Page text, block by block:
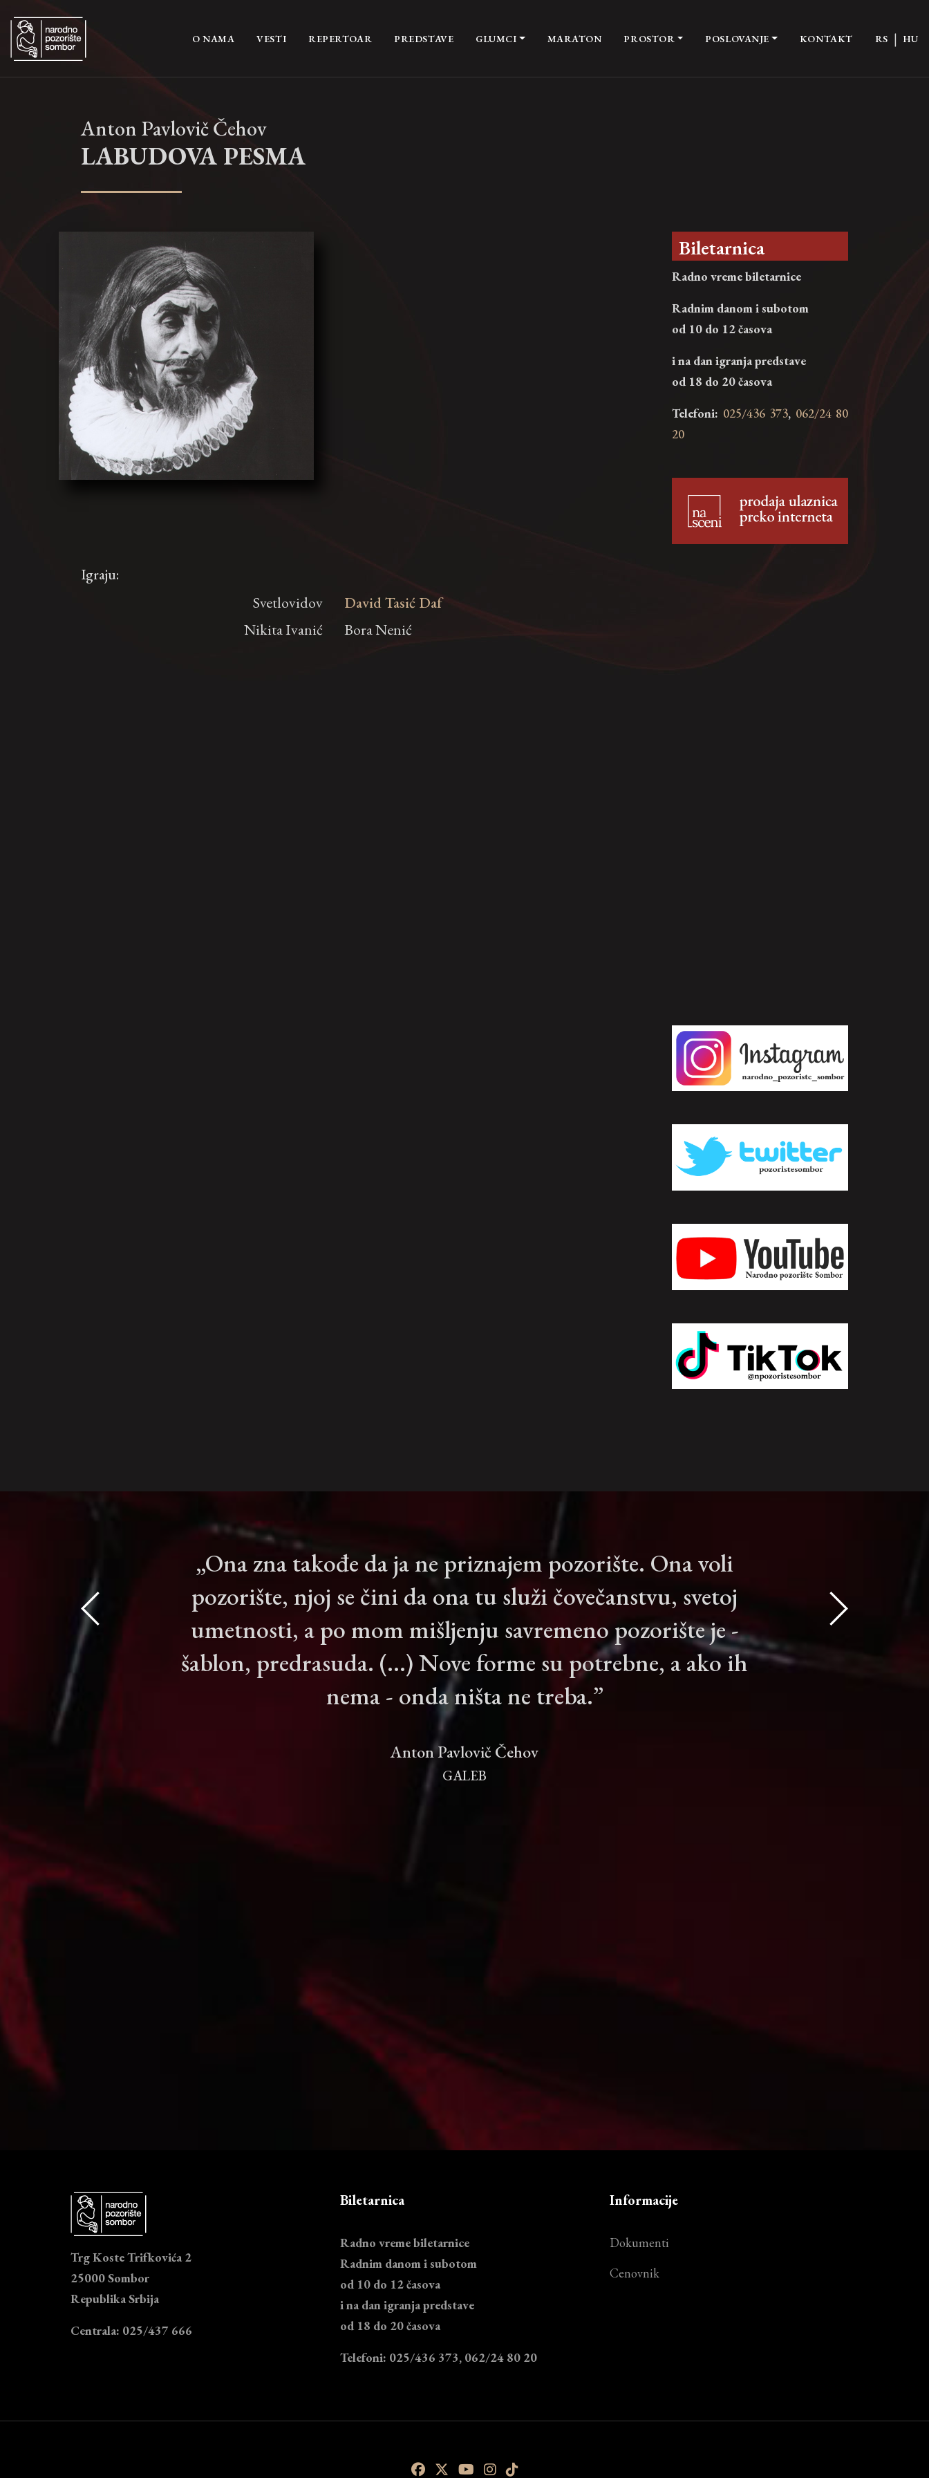
O NAMA (CURRENT)
VESTI REPERTOAR PREDSTAVE GLUMCI MARATON PROSTOR POSLOVANJE KONTAKT RS | HU
Anton Pavlovič Čehov
LABUDOVA PESMA
Igraju:
Svetlovidov
David Tasić Daf
Nikita Ivanić
Bora Nenić
Biletarnica
Radno vreme biletarnice
Radnim danom i subotom
od 10 do 12 časova
i na dan igranja predstave
od 18 do 20 časova
Telefoni: 025/436 373, 062/24 80
20
„Ona zna takođe da ja ne priznajem pozorište. Ona voli
pozorište, njoj se čini da ona tu služi čovečanstvu, svetoj
umetnosti, a po mom mišljenju savremeno pozorište je -
šablon, predrasuda. (...) Nove forme su potrebne, a ako ih
nema - onda ništa ne treba.”
Anton Pavlovič Čehov
GALEB
Trg Koste Trifkovića 2
25000 Sombor
Republika Srbija
Centrala: 025/437 666
Biletarnica
Radno vreme biletarnice
Radnim danom i subotom
od 10 do 12 časova
i na dan igranja predstave
od 18 do 20 časova
Telefoni: 025/436 373, 062/24 80 20
Informacije
Dokumenti
Cenovnik